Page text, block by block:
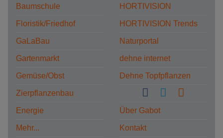
Baumschule
Floristik/Friedhof
GaLaBau
Gartenmarkt
Gemüse/Obst
Zierpflanzenbau
Energie
Mehr...
HORTIVISION
HORTIVISION Trends
Naturportal
dehne internet
Dehne Topfpflanzen
Über Gabot
Kontakt